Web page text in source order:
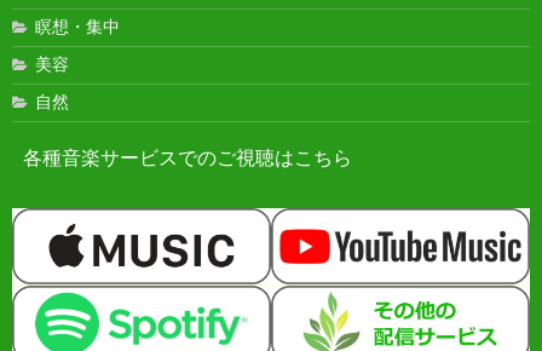
瞑想・集中
美容
自然
各種音楽サービスでのご視聴はこちら